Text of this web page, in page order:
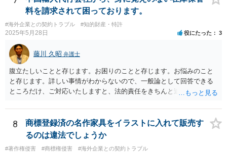
は、授業が実際に提供されていない以上、全額返還されるべきものと
言いやすい状況にあります（学納金判決）。 しかし、海外の学校での
授業となると、日本と同等に考えていいのか疑義が生じます。 たしか
に、海外の学校のルール等によって、学費の支払い時期やその取扱い
について日本と異なるルールが適用されている可能性があるからで
す。 https://www.cao.go.jp/consumer/doc/101126_shiryou3-2.pdf ４
頁（４）参照 そのため、違約金条項が設けられていなくても、すでに
一定の金員を語学学校側が負担する必要が生じている場合、語学学校
側が、 民法６５０条・656条の規定で、委任事務を処理するのに必要
と認められる費用・債務を負担したとして、費用償還をあなたに行う
可能性は排除しきれないと思われます。 そのため、１の回答として
は、ただちに支払うと明言する必要はありませんが、理屈付けによっ
てあなたに、費用償還を請求する可能性は排斥できないように思いま
す。 ２・次にエージェントに説明義務があるかどうかですか。まず、
エージェントとあなたの間に仲介契約等、何等かの契約が存在してい
料を請求されて困っております。
#海外企業との契約トラブル #知的財産・特許
2025年5月28日 役にたった 3
藤川 久昭 弁護士
腹立たしいことと存じます。お困りのことと存じます。お悩みのこと
と存じます。詳しい事情がわからないので、一般論として回答できる
ところだけ、ご対応いたしますと、法的責任をきちんと追及されたい
に分析してもらい、今後の対応を検討するべきです。弁護士への直接
相談が良いと思います。なぜならば、法的にきちんと解明するため
に、良い知恵を得るには必要だからです。良い解決になりますよう祈
念しております。納得のいかないことは徹底的に解明しましょう！
8
商標登録済の名作家具をイラストに入れて販売す
るのは違法でしょうか
#著作権侵害 #商標権侵害
#海外企業との契約トラブル